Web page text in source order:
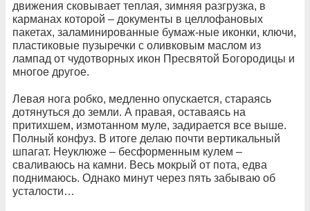
движения сковывает теплая, зимняя разгрузка, в
карманах которой – документы в целлофановых
пакетах, заламинированные бумаж-ные иконки, ключи,
пластиковые пузыречки с оливковым маслом из
лампад от чудотворных икон Пресвятой Богородицы и
многое другое.
Левая нога робко, медленно опускается, стараясь
дотянуться до земли. А правая, оставаясь на
притихшем, измотанном муле, задирается все выше.
Полный конфуз. В итоге делаю почти вертикальный
шпагат. Неуклюже – бесформенным кулем –
сваливаюсь на камни. Весь мокрый от пота, едва
поднимаюсь. Однако минут через пять забываю об
усталости…